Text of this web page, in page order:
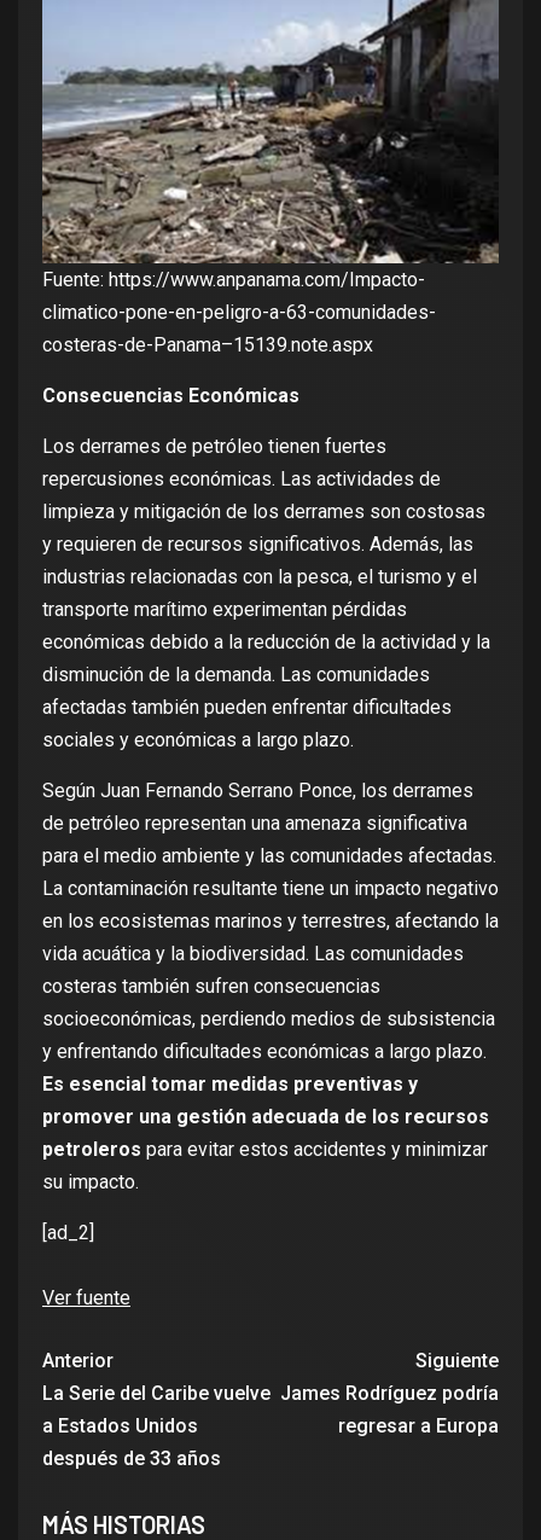
Fuente: https://www.anpanama.com/Impacto-
climatico-pone-en-peligro-a-63-comunidades-
costeras-de-Panama–15139.note.aspx
Consecuencias Económicas
Los derrames de petróleo tienen fuertes
repercusiones económicas. Las actividades de
limpieza y mitigación de los derrames son costosas
y requieren de recursos significativos. Además, las
industrias relacionadas con la pesca, el turismo y el
transporte marítimo experimentan pérdidas
económicas debido a la reducción de la actividad y la
disminución de la demanda. Las comunidades
afectadas también pueden enfrentar dificultades
sociales y económicas a largo plazo.
Según Juan Fernando Serrano Ponce, los derrames
de petróleo representan una amenaza significativa
para el medio ambiente y las comunidades afectadas.
La contaminación resultante tiene un impacto negativo
en los ecosistemas marinos y terrestres, afectando la
vida acuática y la biodiversidad. Las comunidades
costeras también sufren consecuencias
socioeconómicas, perdiendo medios de subsistencia
y enfrentando dificultades económicas a largo plazo.
Es esencial tomar medidas preventivas y
promover una gestión adecuada de los recursos
petroleros para evitar estos accidentes y minimizar
su impacto.
[ad_2]
Ver fuente
Anterior
La Serie del Caribe vuelve
a Estados Unidos
después de 33 años
Siguiente
James Rodríguez podría
regresar a Europa
MÁS HISTORIAS